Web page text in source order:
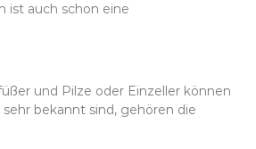
ist auch schon eine
und Pilze oder Einzeller können
bekannt sind, gehören die